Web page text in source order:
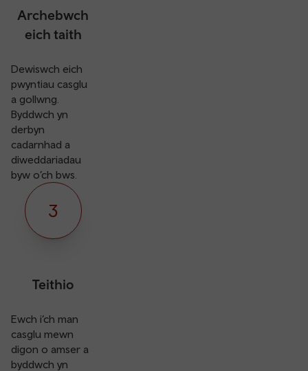
Archebwch
eich taith
Dewiswch eich
pwyntiau casglu
a gollwng.
Byddwch yn
derbyn
cadarnhad a
diweddariadau
byw o’ch bws.
3
Teithio
Ewch i’ch man
casglu mewn
digon o amser a
byddwch yn